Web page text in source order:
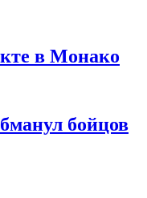
в Монако
бойцов